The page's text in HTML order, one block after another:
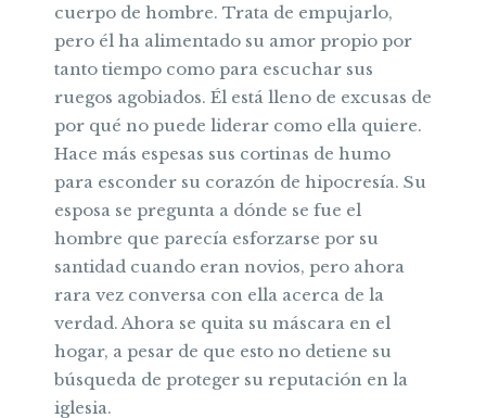
cuerpo de hombre. Trata de empujarlo,
pero él ha alimentado su amor propio por
tanto tiempo como para escuchar sus
ruegos agobiados. Él está lleno de excusas de
por qué no puede liderar como ella quiere.
Hace más espesas sus cortinas de humo
para esconder su corazón de hipocresía. Su
esposa se pregunta a dónde se fue el
hombre que parecía esforzarse por su
santidad cuando eran novios, pero ahora
rara vez conversa con ella acerca de la
verdad. Ahora se quita su máscara en el
hogar, a pesar de que esto no detiene su
búsqueda de proteger su reputación en la
iglesia.